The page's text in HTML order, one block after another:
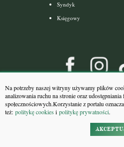
Na potrzeby naszej witryny używamy plików
analizowania ruchu na stronie oraz
społecznościowych.Korzystanie z portalu
też: politykę cookiesi politykę prywatności.
Syndyk
Księgowy
Szybki
kontakt@arslege.pl
tel. 513-842-650